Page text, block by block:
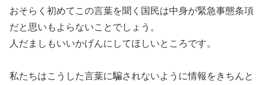
おそらく初めてこの言葉を聞く国民は中身が緊急事態条項
だと思いもよらないことでしょう。
人だましもいいかげんにしてほしいところです。
私たちはこうした言葉に騙されないように情報をきちんと